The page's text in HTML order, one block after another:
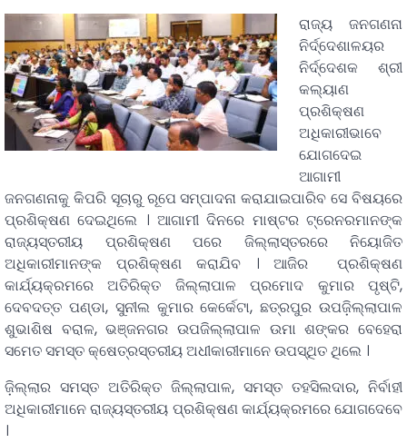
ରାଜ୍ୟ ଜନଗଣନା
ନିର୍ଦ୍ଦେଶାଳୟର
ନିର୍ଦ୍ଦେଶକ ଶ୍ରୀ
କଲ୍ୟାଣ
ପ୍ରଶିକ୍ଷଣ
ଅଧିକାରୀଭାବେ
ଯୋଗଦେଇ
ଆଗାମୀ
ଜନଗଣନାକୁ କିପରି ସୂଚାରୁ ରୂପେ ସମ୍ପାଦନା କରାଯାଇପାରିବ ସେ ବିଷୟରେ
ପ୍ରଶିକ୍ଷଣ ଦେଇଥିଲେ । ଆଗାମୀ ଦିନରେ ମାଷ୍ଟର ଟ୍ରେନରମାନଙ୍କ
ରାଜ୍ୟସ୍ତରୀୟ ପ୍ରଶିକ୍ଷଣ ପରେ ଜିଲ୍ଲାସ୍ତରରେ ନିୟୋଜିତ
ଅଧିକାରୀମାନଙ୍କ ପ୍ରଶିକ୍ଷଣ କରାଯିବ । ଆଜିର ପ୍ରଶିକ୍ଷଣ
କାର୍ଯ୍ୟକ୍ରମରେ ଅତିରିକ୍ତ ଜିଲ୍ଲାପାଳ ପ୍ରମୋଦ କୁମାର ପୃଷ୍ଟି,
ଦେବଦତ୍ତ ପଣ୍ଡା, ସୁନୀଲ କୁମାର କେର୍କେଟା, ଛତ୍ରପୁର ଉପଜ଼ିଲ୍ଲାପାଳ
ଶୁଭାଶିଷ ବରାଳ, ଭଞ୍ଜନଗର ଉପଜିଲ୍ଲାପାଳ ଉମା ଶଙ୍କର ବେହେରା
ସମେତ ସମସ୍ତ କ୍ଷେତ୍ରସ୍ତରୀୟ ଅଧୀକାରୀମାନେ ଉପସ୍ଥିତ ଥିଲେ ।
ଜ଼ିଲ୍ଲାର ସମସ୍ତ ଅତିରିକ୍ତ ଜିଲ୍ଲାପାଳ, ସମସ୍ତ ତହସିଲଦାର, ନିର୍ବାହୀ
ଅଧିକାରୀମାନେ ରାଜ୍ୟସ୍ତରୀୟ ପ୍ରଶିକ୍ଷଣ କାର୍ଯ୍ୟକ୍ରମରେ ଯୋଗଦେବେ
।